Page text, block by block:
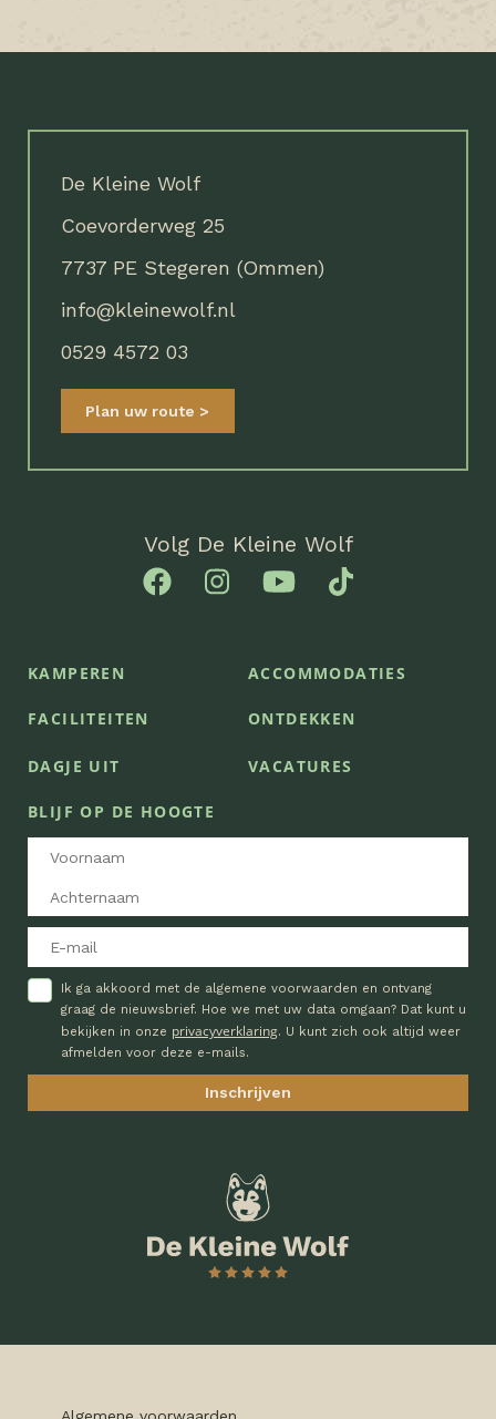
De Kleine Wolf
Coevorderweg 25
7737 PE Stegeren (Ommen)
info@kleinewolf.nl
0529 4572 03
Plan uw route
Volg De Kleine Wolf
KAMPEREN ACCOMMODATIES
FACILITEITEN ONTDEKKEN
DAGJE UIT VACATURES
BLIJF OP DE HOOGTE
Ik ga akkoord met de algemene voorwaarden en ontvang
graag de nieuwsbrief. Hoe we met uw data omgaan? Dat kunt u
bekijken in onze privacyverklaring. U kunt zich ook altijd weer
afmelden voor deze e-mails.